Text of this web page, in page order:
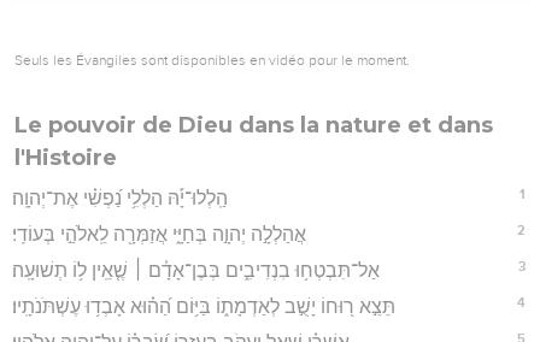
Seuls les Évangiles sont disponibles en vidéo pour le moment.
Le pouvoir de Dieu dans la nature et dans
l'Histoire
1 הַֽלְלוּ־יָ֡הּ הַלְלִ֥י נַ֝פְשִׁ֗י אֶת־יְהוָֽה׃
2 אֲהַלְלָ֣ה יְהוָ֣ה בְּחַיָּ֑י אֲזַמְּרָ֖ה לֵֽאלֹהַ֣י בְּעוֹדִֽי׃
3 אַל־תִּבְטְח֥וּ בִנְדִיבִ֑ים בְּבֶן־אָדָ֓ם ׀ שֶׁ֤אֵֽין ל֥וֹ תְשׁוּעָֽה׃
4 תֵּצֵ֣א ר֭וּחוֹ יָשֻׁ֣ב לְאַדְמָת֑וֹ בַּיּ֥וֹם הַ֝ה֗וּא אָבְד֥וּ עֶשְׁתֹּנֹתָֽיו׃
5